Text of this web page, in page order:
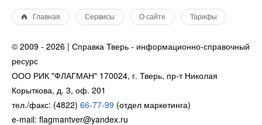
Главная Сервисы О сайте Тарифы
© 2009 - 2026 | Справка Тверь - информационно-справочный
ресурс
ООО РИК "ФЛАГМАН" 170024, г. Тверь, пр-т Николая
Корыткова, д. 3, оф. 201
тел./факс: (4822) 66-77-99 (отдел маркетинга)
e-mail: flagmantver@yandex.ru